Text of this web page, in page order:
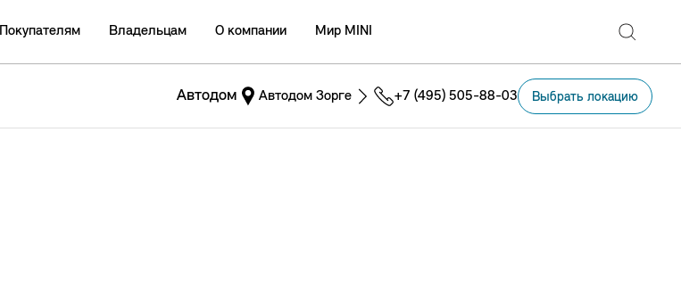
Автодом Выбрать локацию
Автодом Зорге +7 (495) 505-88-03
Покупателям Владельцам О компании Мир MINI